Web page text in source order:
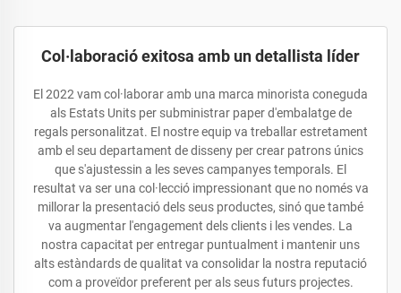
Col·laboració exitosa amb un detallista líder
El 2022 vam col·laborar amb una marca minorista coneguda
als Estats Units per subministrar paper d'embalatge de
regals personalitzat. El nostre equip va treballar estretament
amb el seu departament de disseny per crear patrons únics
que s'ajustessin a les seves campanyes temporals. El
resultat va ser una col·lecció impressionant que no només va
millorar la presentació dels seus productes, sinó que també
va augmentar l'engagement dels clients i les vendes. La
nostra capacitat per entregar puntualment i mantenir uns
alts estàndards de qualitat va consolidar la nostra reputació
com a proveïdor preferent per als seus futurs projectes.